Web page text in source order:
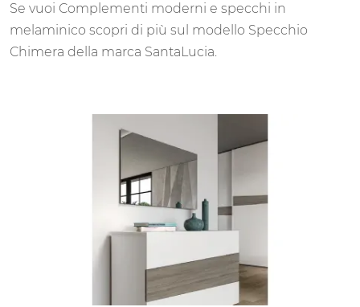
Se vuoi Complementi moderni e specchi in
melaminico scopri di più sul modello Specchio
Chimera della marca SantaLucia.